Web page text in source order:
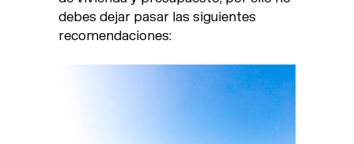
debes dejar pasar las siguientes
recomendaciones: